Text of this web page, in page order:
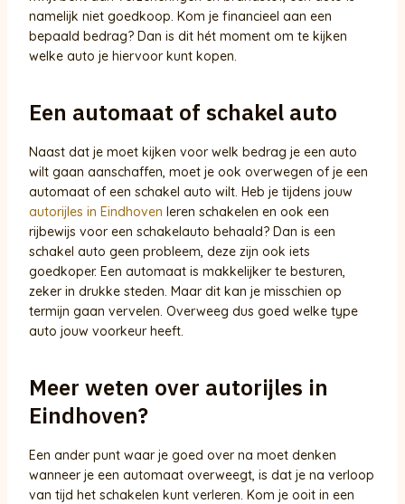
namelijk niet goedkoop. Kom je financieel aan een
bepaald bedrag? Dan is dit hét moment om te kijken
welke auto je hiervoor kunt kopen.
Een automaat of schakel auto
Naast dat je moet kijken voor welk bedrag je een auto
wilt gaan aanschaffen, moet je ook overwegen of je een
automaat of een schakel auto wilt. Heb je tijdens jouw
autorijles in Eindhoven leren schakelen en ook een
rijbewijs voor een schakelauto behaald? Dan is een
schakel auto geen probleem, deze zijn ook iets
goedkoper. Een automaat is makkelijker te besturen,
zeker in drukke steden. Maar dit kan je misschien op
termijn gaan vervelen. Overweeg dus goed welke type
auto jouw voorkeur heeft.
Meer weten over autorijles in
Eindhoven?
Een ander punt waar je goed over na moet denken
wanneer je een automaat overweegt, is dat je na verloop
van tijd het schakelen kunt verleren. Kom je ooit in een